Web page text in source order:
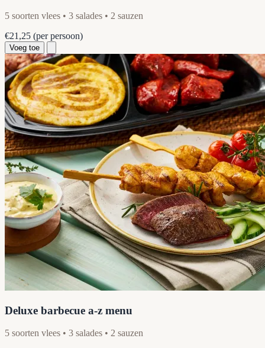
5 soorten vlees • 3 salades • 2 sauzen
€21,25 (per persoon)
Voeg toe
Deluxe barbecue a-z menu
5 soorten vlees • 3 salades • 2 sauzen